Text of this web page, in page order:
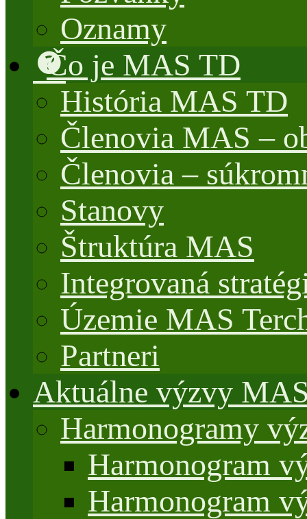
Oznamy
Čo je MAS TD
História MAS TD
Členovia MAS –
Členovia –
Stanovy
Štruktúra MAS
Integrovaná
Územie MAS
Partneri
Aktuálne výzvy
Harmonogramy
Harmonogram
Harmonogram